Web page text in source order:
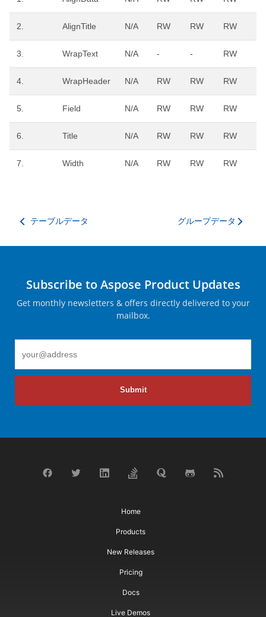
2. AlignTitle N/A RW RW RW
3. WrapText N/A - - RW
4. WrapHeader N/A RW RW RW
5. Field N/A RW RW RW
6. Title N/A RW RW RW
7. Width N/A RW RW RW
テーブルデータ グループデータ
Subscribe to Aspose Product Updates
Get monthly newsletters & offers directly delivered to your
mailbox.
Submit
Home
Products
New Releases
Pricing
Docs
Live Demos